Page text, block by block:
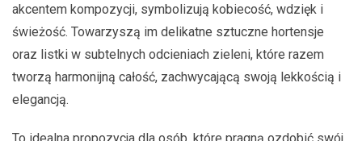
akcentem kompozycji, symbolizują kobiecość, wdzięk i
świeżość. Towarzyszą im delikatne sztuczne hortensje
oraz listki w subtelnych odcieniach zieleni, które razem
tworzą harmonijną całość, zachwycającą swoją lekkością i
elegancją.